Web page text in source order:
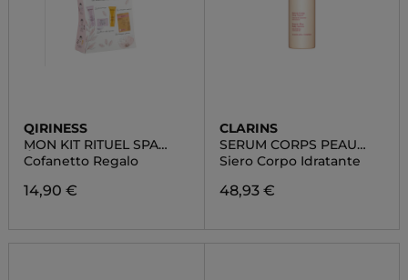
QIRINESS
MON KIT RITUEL SPA
ÉCLAT
Cofanetto Regalo
14,90 €
CLARINS
SERUM CORPS PEAU
NEUVE
Siero Corpo Idratante
48,93 €